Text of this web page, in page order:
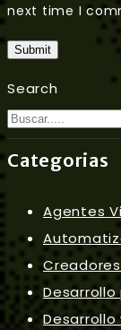
next time I
Submit
Search
Categorias
Agentes